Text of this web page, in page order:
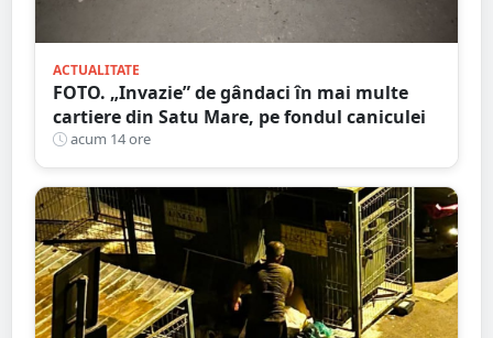
ACTUALITATE
FOTO. „Invazie” de gândaci în mai multe
cartiere din Satu Mare, pe fondul caniculei
acum 14 ore